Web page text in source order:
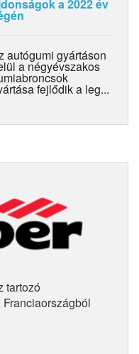
a 2022 év
autógumi gyártáson
a négyévszakos
fejlődik a leg...
tartozó